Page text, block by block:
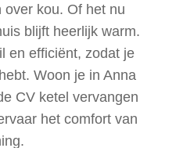
over kou. Of het nu
blijft heerlijk warm.
en efficiënt, zodat je
Woon je in Anna
CV ketel vervangen
het comfort van